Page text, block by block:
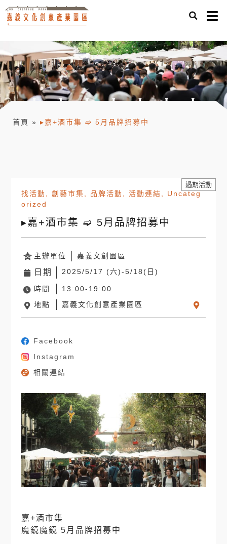
首頁 » ▸嘉+酒市集 ➫ 5月品牌招募中
找活動,創藝市集, 品牌活動,活動連結, Uncateg
orized
▸嘉+酒市集 ➫ 5月品牌招募中
過期活動
主辦單位 嘉義文創園區
日期 2025/5/17 (六)-5/18(日)
時間
13:00-19:00
地點
嘉義文化創意產業園區
Facebook
Instagram
相關連結
嘉+酒市集
魔鏡魔鏡 5月品牌招募中